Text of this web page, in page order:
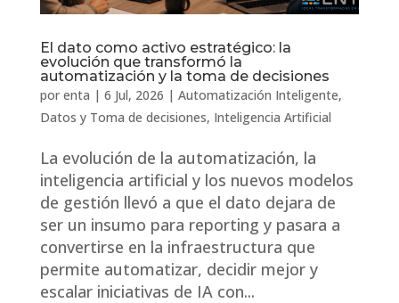
El dato como activo estratégico: la
evolución que transformó la
automatización y la toma de decisiones
por enta | 6 Jul, 2026 | Automatización Inteligente,
Datos y Toma de decisiones, Inteligencia Artificial
La evolución de la automatización, la
inteligencia artificial y los nuevos modelos
de gestión llevó a que el dato dejara de
ser un insumo para reporting y pasara a
convertirse en la infraestructura que
permite automatizar, decidir mejor y
escalar iniciativas de IA con...